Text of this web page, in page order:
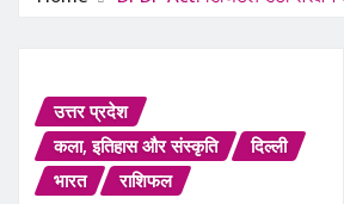
उत्तर प्रदेश
कला, इतिहास और संस्कृति
दिल्ली
भारत
राशिफल